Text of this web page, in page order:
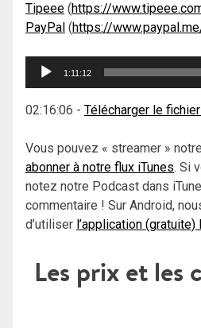
Tipeee (https://
PayPal (https://
Lecteur
1:11:12
02:16:06 - Télécharger le
Vous pouvez « streamer »
abonner à notre flux iTunes. Si
notez notre Podcast dans
commentaire ! Sur Android,
d’utiliser l’application
Les prix et les